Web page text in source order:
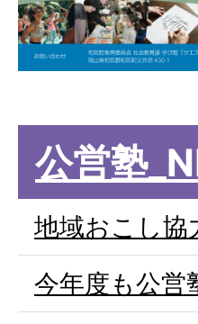
公営塾
地域おこし協
今年度も公営